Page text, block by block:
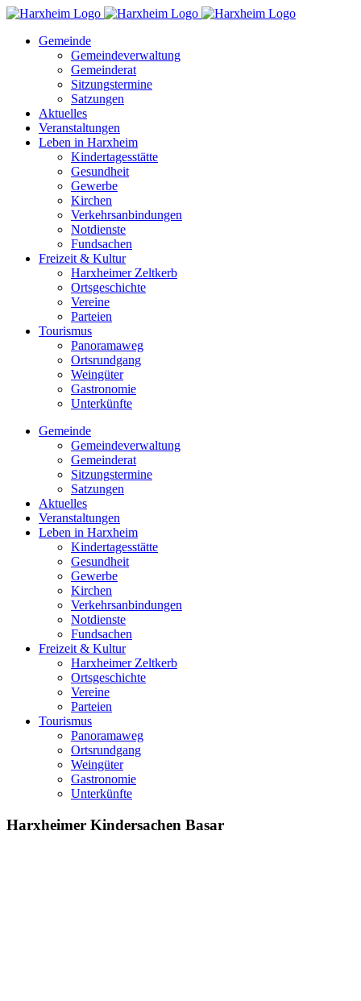
Zum
springenGemeinde
Gemeindeverwaltung
Gemeinderat
Sitzungstermine
Satzungen
Aktuelles
Veranstaltungen
Leben in Harxheim
Kindertagesstätte
Gesundheit
Gewerbe
Kirchen
Verkehrsanbindungen
Notdienste
Fundsachen
Freizeit & Kultur
Harxheimer Zeltkerb
Ortsgeschichte
Vereine
Parteien
Tourismus
Panoramaweg
Ortsrundgang
Weingüter
Gastronomie
Unterkünfte
Gemeinde
Gemeindeverwaltung
Gemeinderat
Sitzungstermine
Satzungen
Aktuelles
Veranstaltungen
Leben in Harxheim
Kindertagesstätte
Gesundheit
Gewerbe
Kirchen
Verkehrsanbindungen
Notdienste
Fundsachen
Freizeit & Kultur
Harxheimer Zeltkerb
Ortsgeschichte
Vereine
Parteien
Tourismus
Panoramaweg
Ortsrundgang
Weingüter
Gastronomie
Unterkünfte
Harxheimer Kindersachen Basar